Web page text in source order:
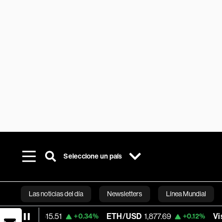
Seleccione un país
Las noticias del día Newsletters Línea Mundial
Bloomberg
64,515.51 +0.34% ETH/USD 1,877.69 +0.12% Visa 367.14